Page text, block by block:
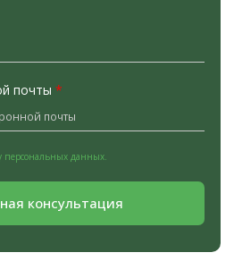
почты *
персональных данных.
консультация